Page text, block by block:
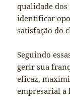
qualidade dos
identificar
satisfação do
Seguindo
gerir sua
eficaz,
empresarial a